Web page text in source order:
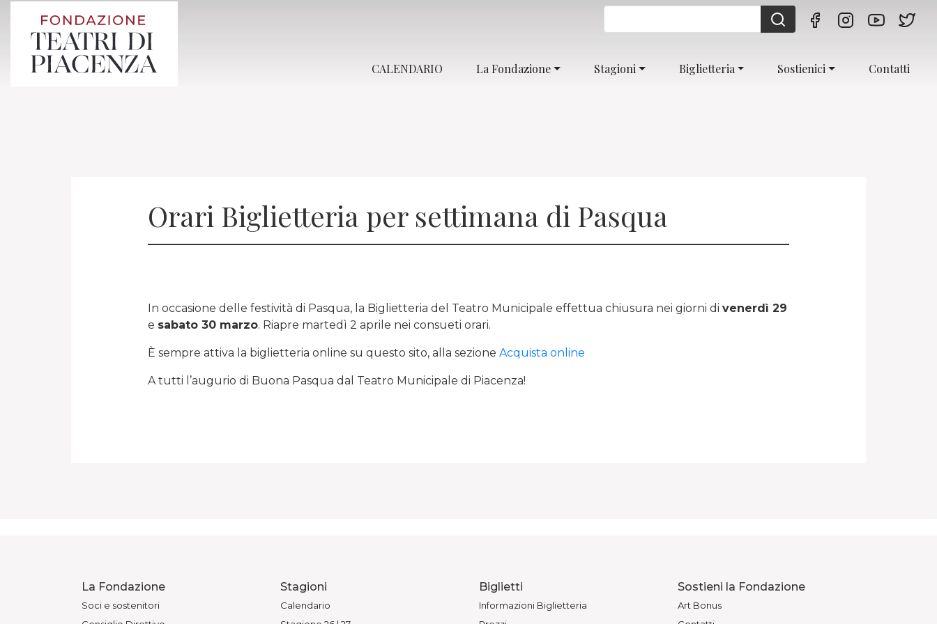
CALENDARIO La Fondazione Stagioni Biglietteria Sostienici Contatti
Orari Biglietteria per settimana di Pasqua
In occasione delle festività di Pasqua, la Biglietteria del Teatro Municipale effettua chiusura nei giorni di venerdì 29
e sabato 30 marzo. Riapre martedì 2 aprile nei consueti orari.
È sempre attiva la biglietteria online su questo sito, alla sezione Acquista online
A tutti l’augurio di Buona Pasqua dal Teatro Municipale di Piacenza!
La Fondazione
Soci e sostenitori
Stagioni
Calendario
Biglietti
Informazioni Biglietteria
Sostieni la Fondazione
Art Bonus